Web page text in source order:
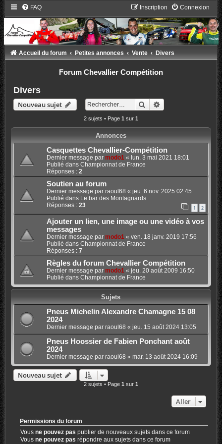
FAQ Connexion
Inscription
Accueil du forum Petites annonces Vente Divers
Forum Chevallier Compétition
Divers
Nouveau sujet RechercherRecherche avancée
2 sujets • Page 1 sur 1
Annonces
Casquettes Chevallier-Compétition
Dernier message par modo1« lun. 3 mai 2021 18:01
Publié dans Championnat de France
Réponses : 2
Soutien au forum
Dernier message par raoul68 « jeu. 6 nov. 2025 02:45
Publié dans Le bar des Montagnards
Réponses : 23 1 2
Ajouter un lien, une image ou une vidéo à vos
messages
Dernier message par modo1 « ven. 18 janv. 2019 17:56
Publié dans Championnat de France
Réponses : 7
Règles du forum Chevallier Compétition
Dernier message par modo1 « jeu. 20 août 2009 16:50
Publié dans Championnat de France
Sujets
Pneus Michelin Alexandre Chamagne 15 08
2024
Dernier message par raoul68 « jeu. 15 août 2024 13:05
Pneus Hoossier de Fabien Ponchant août
2024
Dernier message par raoul68 « mar. 13 août 2024 16:09
Nouveau sujet
2 sujets • Page 1 sur 1
Aller
Permissions du forum
Vousne pouvez pas publier de nouveaux sujets dans ce forum
Vousne pouvez pas répondre aux sujets dans ce forum